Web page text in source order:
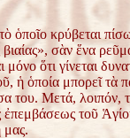
ὁποῖο κρύβεται
σὰν ἕνα
ὅτι γίνεται
ἡ ὁποία μπορεῖ τὰ
του. Μετά, λοιπόν,
ἐπεμβάσεως τοῦ
μας.